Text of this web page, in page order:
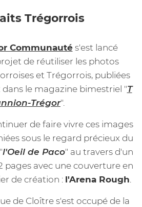
Trégorrois
Communautés'est lancé
de réutiliser les photos
et Trégorrois, publiées
dans le magazine bimestriel "T
Trégor".
de faire vivre ces images
sous le regard précieux du
l'Oeil de Paco" au travers d'un
pages avec une couverture en
de création : l'Arena Rough.
de Cloître s'est occupé de la